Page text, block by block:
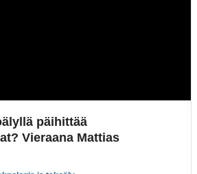
päihittää
Vieraana Mattias